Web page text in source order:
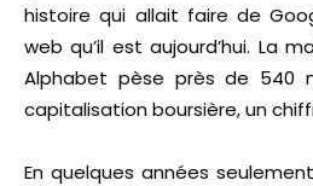
histoire qui allait faire de
web qu’il est aujourd’hui. La
Alphabet pèse près de 540
capitalisation boursière, un
En quelques années